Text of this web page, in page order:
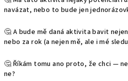
navázat, nebo to bude jen
🤔 A bude mě daná aktivita bavit
nebo za rok (a nejen mě, ale i mé
🤔 Říkám tomu ano proto, že chci —
ne?